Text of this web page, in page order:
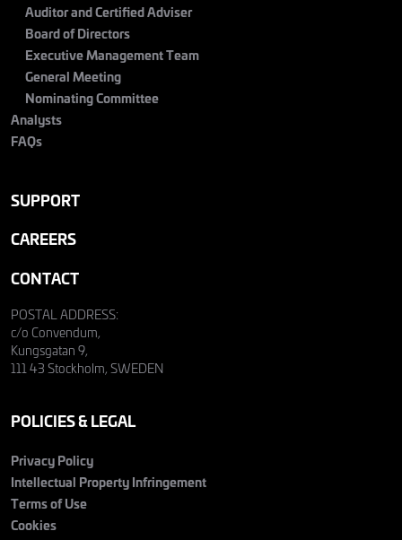
Auditor and Certified Adviser
Board of Directors
Executive Management Team
General Meeting
Nominating Committee
Analysts
FAQs
SUPPORT
CAREERS
CONTACT
POSTAL ADDRESS:
c/o Convendum,
Kungsgatan 9,
111 43 Stockholm, SWEDEN
POLICIES & LEGAL
Privacy Policy
Intellectual Property Infringement
Terms of Use
Cookies